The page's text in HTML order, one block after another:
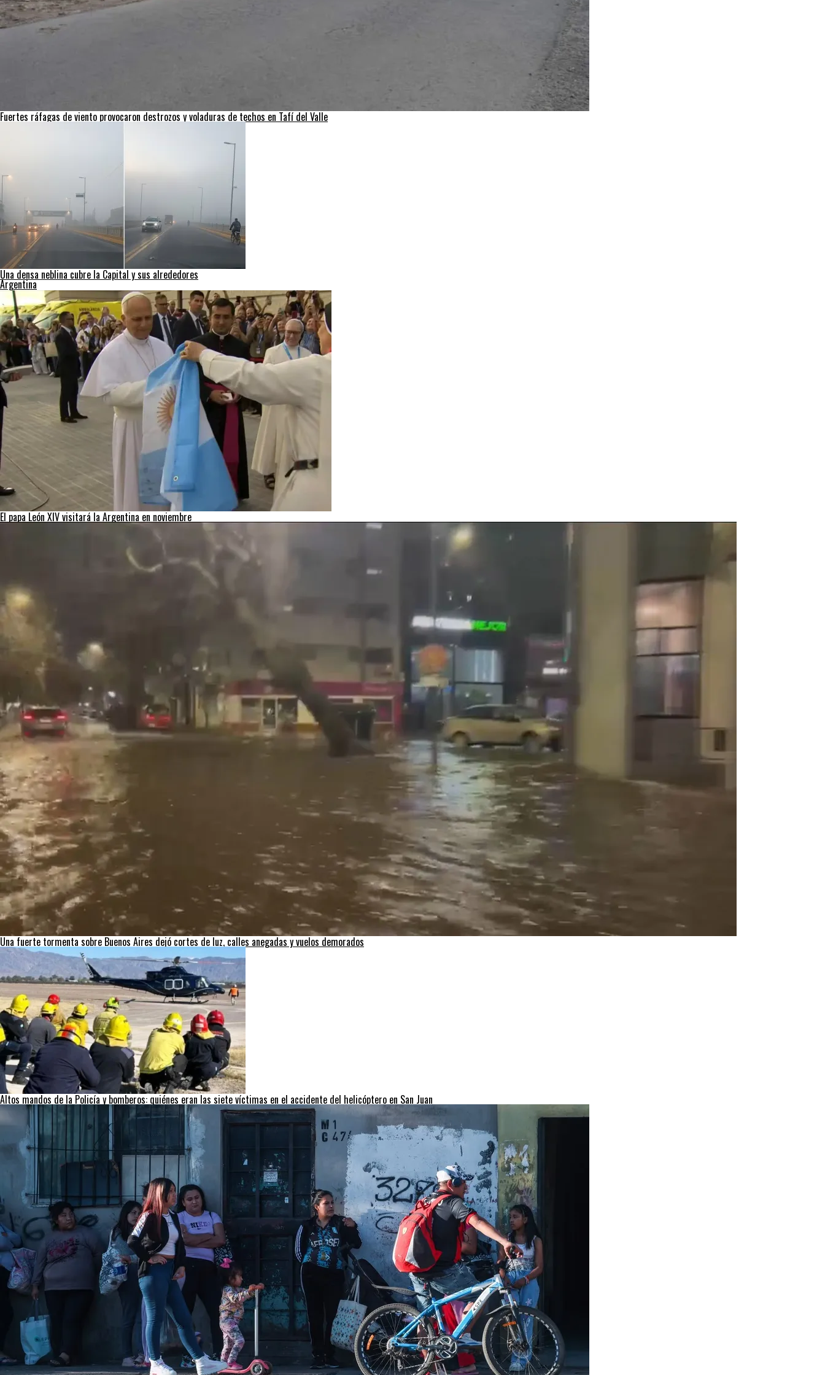
Fuertes ráfagas de viento provocaron destrozos y voladuras de techos en Tafí del Valle
Una densa neblina cubre la Capital y sus alrededores
Argentina
El papa León XIV visitará la Argentina en noviembre
Una fuerte tormenta sobre Buenos Aires dejó cortes de luz, calles anegadas y vuelos demorados
Altos mandos de la Policía y bomberos: quiénes eran las siete víctimas en el accidente del helicóptero en San Juan